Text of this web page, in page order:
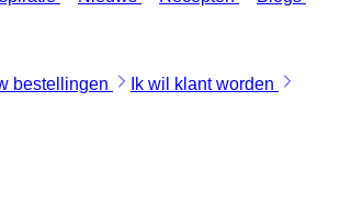
bestellingen
Ik wil klant worden